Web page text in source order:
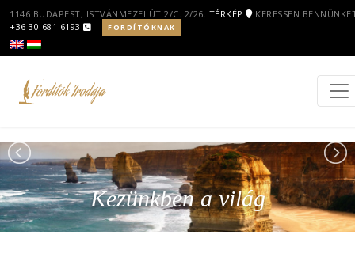
1146 BUDAPEST, ISTVÁNMEZEI ÚT 2/C. 2/26. TÉRKÉP
KERESSEN
+36 30 681 6193
FORDÍTÓKNAK
Kezünkben a világ